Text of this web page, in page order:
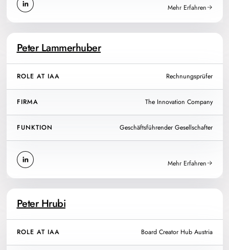
Mehr Erfahren
Peter Lammerhuber
ROLE AT IAA Rechnungsprüfer
FIRMA The Innovation Company
FUNKTION Geschäftsführender Gesellschafter
Mehr Erfahren
Peter Hrubi
ROLE AT IAA Board Creator Hub Austria